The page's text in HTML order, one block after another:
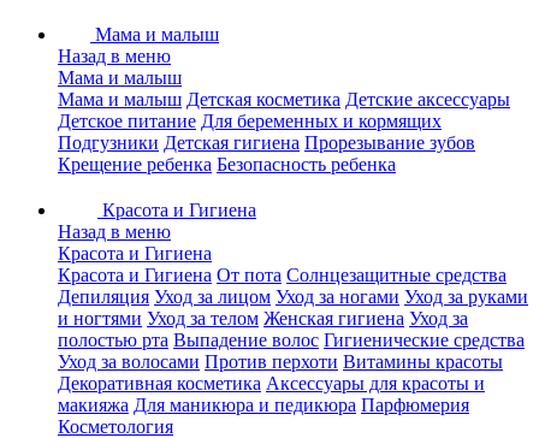
Мама и малыш
Назад в меню
Мама и малыш
Мама и малыш Детская косметика Детские аксессуары
Детское питание Для беременных и кормящих
Подгузники Детская гигиена Прорезывание зубов
Крещение ребенка Безопасность ребенка
Красота и Гигиена
Назад в меню
Красота и Гигиена
Красота и Гигиена От пота Солнцезащитные средства
Депиляция Уход за лицом Уход за ногами Уход за руками
и ногтями Уход за телом Женская гигиена Уход за
полостью рта Выпадение волос Гигиенические средства
Уход за волосами Против перхоти Витамины красоты
Декоративная косметика Аксессуары для красоты и
макияжа Для маникюра и педикюра Парфюмерия
Косметология